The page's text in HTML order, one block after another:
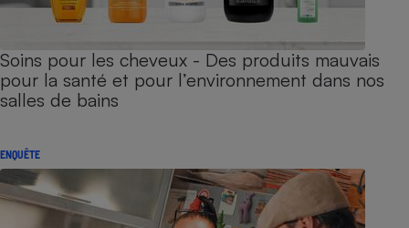
Soins pour les cheveux - Des produits mauvais
pour la santé et pour l’environnement dans nos
salles de bains
ENQUÊTE